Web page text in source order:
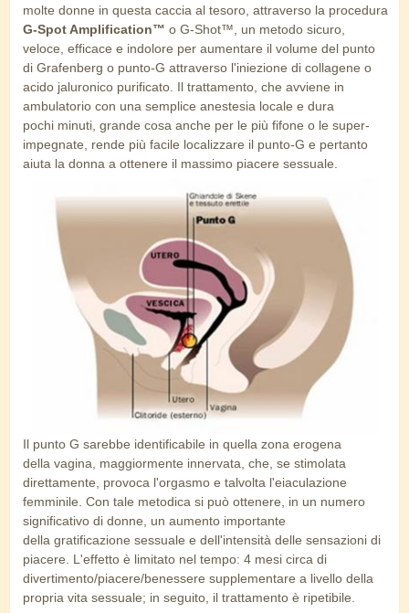
molte donne in questa caccia al tesoro, attraverso la procedura
G-Spot Amplification™ o G-Shot™, un metodo sicuro,
veloce, efficace e indolore per aumentare il volume del punto
di Grafenberg o punto-G attraverso l'iniezione di collagene o
acido jaluronico purificato. Il trattamento, che avviene in
ambulatorio con una semplice anestesia locale e dura
pochi minuti, grande cosa anche per le più fifone o le super-
impegnate, rende più facile localizzare il punto-G e pertanto
aiuta la donna a ottenere il massimo piacere sessuale.
punto_g.jpg
Il punto G sarebbe identificabile in quella zona erogena
della vagina, maggiormente innervata, che, se stimolata
direttamente, provoca l'orgasmo e talvolta l'eiaculazione
femminile. Con tale metodica si può ottenere, in un numero
significativo di donne, un aumento importante
della gratificazione sessuale e dell'intensità delle sensazioni di
piacere. L'effetto è limitato nel tempo: 4 mesi circa di
divertimento/piacere/benessere supplementare a livello della
propria vita sessuale; in seguito, il trattamento è ripetibile.